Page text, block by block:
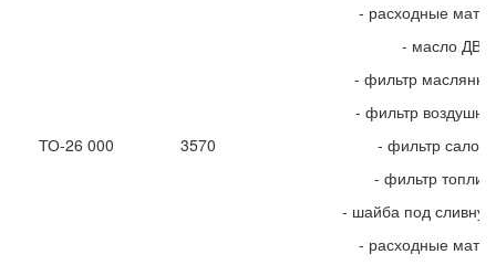
- расходные
ТО-26 000 3570
- масло ДВС
- фильтр
- фильтр
- фильтр
- фильтр
- шайба под
- расходные